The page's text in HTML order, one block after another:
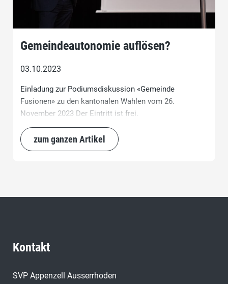
Gemeindeautonomie auflösen?
03.10.2023
Einladung zur Podiumsdiskussion «Gemeinde
Fusionen» zu den kantonalen Wahlen vom 26.
November 2023 Der Eintritt ist frei.
zum ganzen Artikel
Kontakt
SVP Appenzell Ausserrhoden